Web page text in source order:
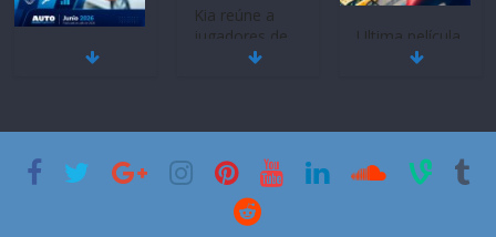
Mercado
historia
11 de julio de
Kia reúne a
jugadores de
fútbol de todo
2026
Ultima película
‘Spider‑Man:
29 de julio de